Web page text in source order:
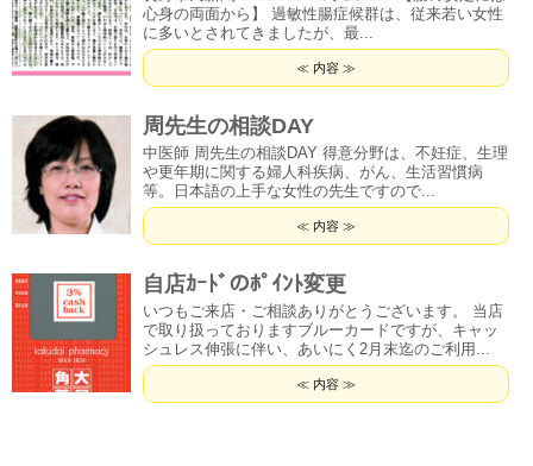
心身の両面から】 過敏性腸症候群は、従来若い女性
に多いとされてきましたが、最...
≪ 内容 ≫
周先生の相談DAY
中医師 周先生の相談DAY 得意分野は、不妊症、生理
や更年期に関する婦人科疾病、がん、生活習慣病
等。日本語の上手な女性の先生ですので...
≪ 内容 ≫
自店ｶｰﾄﾞのﾎﾟｲﾝﾄ変更
いつもご来店・ご相談ありがとうございます。 当店
で取り扱っておりますブルーカードですが、キャッ
シュレス伸張に伴い、あいにく2月末迄のご利用...
≪ 内容 ≫